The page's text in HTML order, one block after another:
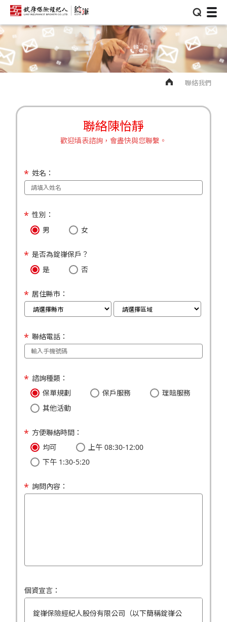
⌕
聯絡我們
聯絡陳怡靜
歡迎填表諮詢，會盡快與您聯繫。
姓名：
性別：
男
女
是否為錠嵂保戶？
是
否
居住縣市：
聯絡電話：
諮詢種類：
保單規劃
保戶服務
理賠服務
其他活動
方便聯絡時間：
均可
上午 08:30-12:00
下午 1:30-5:20
詢問內容：
個資宣言：
錠嵂保險經紀人股份有限公司（以下簡稱錠嵂公